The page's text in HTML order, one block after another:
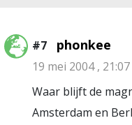
#7 phonkee
19 mei 2004 , 21:07
Waar blijft de
Amsterdam en